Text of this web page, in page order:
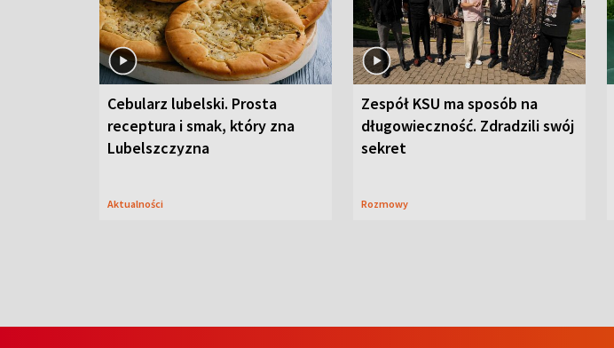
Cebularz lubelski. Prosta
receptura i smak, który zna
Lubelszczyzna
Aktualności
Zespół KSU ma sposób na
długowieczność. Zdradzili swój
sekret
Rozmowy